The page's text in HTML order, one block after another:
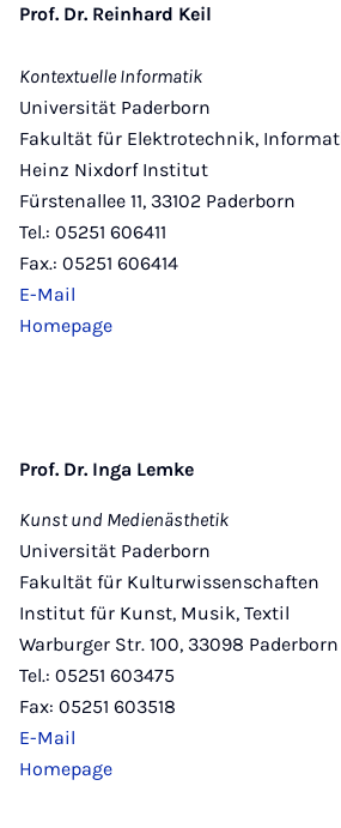
Prof. Dr. Reinhard Keil
Kontextuelle Informatik
Universität Paderborn
Fakultät für Elektrotechnik,
Heinz Nixdorf Institut
Fürsten­allee 11, 33102 Paderborn
Tel.: 05251 606411
Fax.: 05251 606414
E-Mail
Homepage
Prof. Dr. Inga Lemke
Kunst und Medienästhetik
Universität Paderborn
Fakultät für Kultur­wissenschaften
Institut für Kunst, Musik, Textil
Warburger Str. 100, 33098 Paderborn
Tel.: 05251 603475
Fax: 05251 603518
E-Mail
Homepage